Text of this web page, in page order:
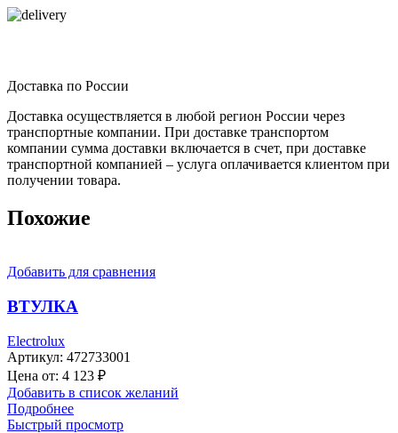
Доставка по России
Доставка осуществляется в любой регион России через
транспортные компании. При доставке транспортом
компании сумма доставки включается в счет, при доставке
транспортной компанией – услуга оплачивается клиентом при
получении товара.
Похожие
Добавить для сравнения
ВТУЛКА
Electrolux
Артикул: 472733001
Цена от: 4 123 ₽
Добавить в список желаний
Подробнее
Быстрый просмотр